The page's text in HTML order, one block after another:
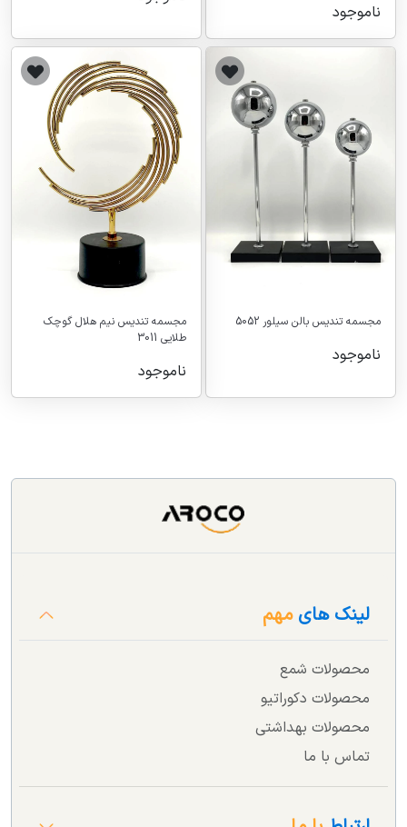
ناموجود
مجسمه تندیس بالن سیلور 5052
ناموجود
مجسمه تندیس نیم هلال گوچک
طلایی 3011
ناموجود
لینک هایمهم
محصولات شمع
محصولات دکوراتیو
محصولات بهداشتی
تماس با ما